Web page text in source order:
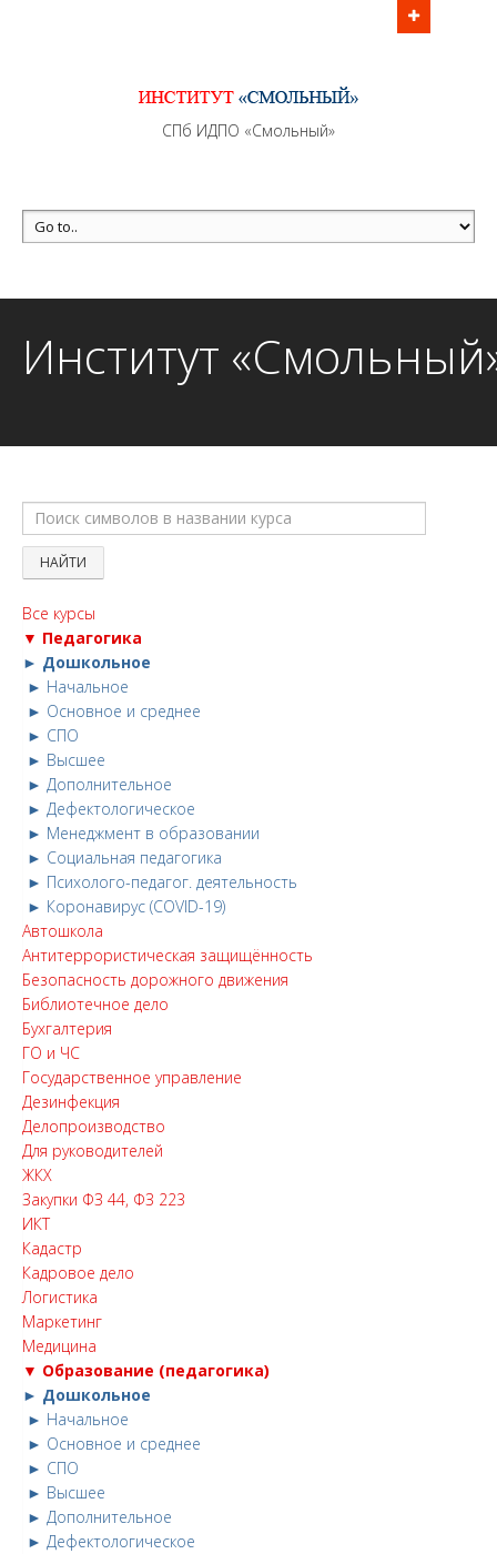
перерывов в рабочие дни с 9:00 до 21:00 МСК
MAX +7 (981) 190-30-30
mail@institutsmolnyj.ru
СПб ИДПО «Смольный»
Институт
Все курсы
▼ Педагогика
► Дошкольное
► Начальное
► Основное и среднее
► СПО
► Высшее
► Дополнительное
► Дефектологическое
► Менеджмент в образовании
► Социальная педагогика
► Психолого-педагог. деятельность
► Коронавирус (COVID-19)
Автошкола
Антитеррористическая защищённость
Безопасность дорожного движения
Библиотечное дело
Бухгалтерия
ГО и ЧС
Государственное управление
Дезинфекция
Делопроизводство
Для руководителей
ЖКХ
Закупки ФЗ 44, ФЗ 223
ИКТ
Кадастр
Кадровое дело
Логистика
Маркетинг
Медицина
▼ Образование (педагогика)
► Дошкольное
► Начальное
► Основное и среднее
► СПО
► Высшее
► Дополнительное
► Дефектологическое